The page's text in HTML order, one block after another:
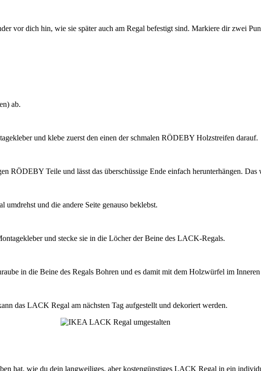
vor dich hin, wie sie später auch am Regal befestigt sind. Markiere dir zwei
ab.
und klebe zuerst den einen der schmalen RÖDEBY Holzstreifen darauf.
RÖDEBY Teile und lässt das überschüssige Ende einfach herunterhängen. Das
und die andere Seite genauso beklebst.
und stecke sie in die Löcher der Beine des LACK-Regals.
in die Beine des Regals Bohren und es damit mit dem Holzwürfel im
das LACK Regal am nächsten Tag aufgestellt und dekoriert werden.
hat, wie du dein langweiliges, aber kostengünstiges LACK Regal in ein